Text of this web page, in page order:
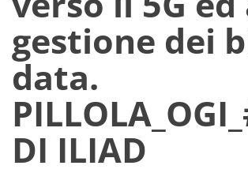
gestione dei
data.
DI ILIAD